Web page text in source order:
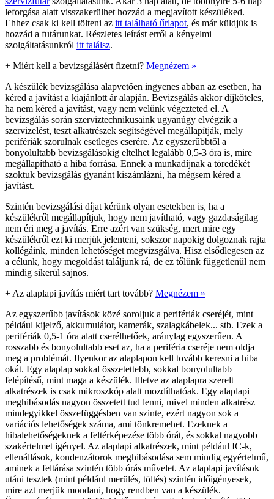
leforgása alatt visszakerülhet hozzád a megjavított készüléked.
Ehhez csak ki kell tölteni az itt található űrlapot, és már küldjük is
hozzád a futárunkat. Részletes leírást erről a kényelmi
szolgáltatásunkról itt találsz.
+ Miért kell a bevizsgálásért fizetni? Megnézem »
A készülék bevizsgálása alapvetően ingyenes abban az esetben, ha
kéred a javítást a kiajánlott ár alapján. Bevizsgálás akkor díjköteles,
ha nem kéred a javítást, vagy nem velünk végezteted el. A
bevizsgálás során szerviztechnikusaink ugyanúgy elvégzik a
szervizelést, teszt alkatrészek segítségével megállapítják, mely
perifériák szorulnak esetleges cserére. Az egyszerűbbtől a
bonyolultabb bevizsgálásokig eltelhet legalább 0,5-3 óra is, mire
megállapítható a hiba forrása. Ennek a munkadíjnak a töredékét
szoktuk bevizsgálás gyanánt kiszámlázni, ha mégsem kéred a
javítást.
Szintén bevizsgálási díjat kérünk olyan esetekben is, ha a
készülékről megállapítjuk, hogy nem javítható, vagy gazdaságilag
nem éri meg a javítás. Erre azért van szükség, mert mire egy
készülékről ezt ki merjük jelenteni, sokszor napokig dolgoznak rajta
kollégáink, minden lehetőséget megvizsgálva. Hisz elsődlegesen az
a célunk, hogy megoldást találjunk rá, de ez tőlünk függetlenül nem
mindig sikerül sajnos.
+ Az alaplapi javítás miért tart tovább? Megnézem »
Az egyszerűbb javítások közé soroljuk a perifériák cseréjét, mint
például kijelző, akkumulátor, kamerák, szalagkábelek... stb. Ezek a
perifériák 0,5-1 óra alatt cserélhetőek, aránylag egyszerűen. A
rosszabb és bonyolultabb eset az, ha a periféria cseréje nem oldja
meg a problémát. Ilyenkor az alaplapon kell tovább keresni a hiba
okát. Egy alaplap sokkal összetettebb, sokkal bonyolultabb
felépítésű, mint maga a készülék. Illetve az alaplapra szerelt
alkatrészek is csak mikroszkóp alatt mozdíthatóak. Egy alaplapi
meghibásodás nagyon összetett tud lenni, mivel minden alkatrész
mindegyikkel összefüggésben van szinte, ezért nagyon sok a
variációs lehetőségek száma, ami tönkremehet. Ezeknek a
hibalehetőségeknek a feltérképezése több órát, és sokkal nagyobb
szakértelmet igényel. Az alaplapi alkatrészek, mint például IC-k,
ellenállások, kondenzátorok meghibásodása sem mindig egyértelmű,
aminek a feltárása szintén több órás művelet. Az alaplapi javítások
utáni tesztek (mint például merülés, töltés) szintén időigényesek,
mire azt merjük mondani, hogy rendben van a készülék.